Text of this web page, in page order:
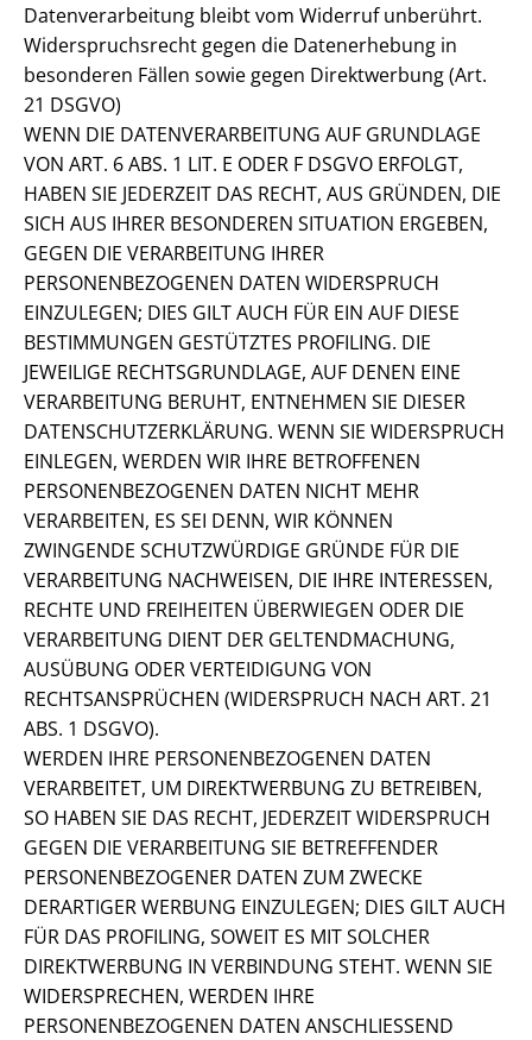
Datenverarbeitung bleibt vom Widerruf unberührt.
Widerspruchsrecht gegen die Datenerhebung in
besonderen Fällen sowie gegen Direktwerbung (Art.
21 DSGVO)
WENN DIE DATENVERARBEITUNG AUF GRUNDLAGE
VON ART. 6 ABS. 1 LIT. E ODER F DSGVO ERFOLGT,
HABEN SIE JEDERZEIT DAS RECHT, AUS GRÜNDEN, DIE
SICH AUS IHRER BESONDEREN SITUATION ERGEBEN,
GEGEN DIE VERARBEITUNG IHRER
PERSONENBEZOGENEN DATEN WIDERSPRUCH
EINZULEGEN; DIES GILT AUCH FÜR EIN AUF DIESE
BESTIMMUNGEN GESTÜTZTES PROFILING. DIE
JEWEILIGE RECHTSGRUNDLAGE, AUF DENEN EINE
VERARBEITUNG BERUHT, ENTNEHMEN SIE DIESER
DATENSCHUTZERKLÄRUNG. WENN SIE WIDERSPRUCH
EINLEGEN, WERDEN WIR IHRE BETROFFENEN
PERSONENBEZOGENEN DATEN NICHT MEHR
VERARBEITEN, ES SEI DENN, WIR KÖNNEN
ZWINGENDE SCHUTZWÜRDIGE GRÜNDE FÜR DIE
VERARBEITUNG NACHWEISEN, DIE IHRE INTERESSEN,
RECHTE UND FREIHEITEN ÜBERWIEGEN ODER DIE
VERARBEITUNG DIENT DER GELTENDMACHUNG,
AUSÜBUNG ODER VERTEIDIGUNG VON
RECHTSANSPRÜCHEN (WIDERSPRUCH NACH ART. 21
ABS. 1 DSGVO).
WERDEN IHRE PERSONENBEZOGENEN DATEN
VERARBEITET, UM DIREKTWERBUNG ZU BETREIBEN,
SO HABEN SIE DAS RECHT, JEDERZEIT WIDERSPRUCH
GEGEN DIE VERARBEITUNG SIE BETREFFENDER
PERSONENBEZOGENER DATEN ZUM ZWECKE
DERARTIGER WERBUNG EINZULEGEN; DIES GILT AUCH
FÜR DAS PROFILING, SOWEIT ES MIT SOLCHER
DIREKTWERBUNG IN VERBINDUNG STEHT. WENN SIE
WIDERSPRECHEN, WERDEN IHRE
PERSONENBEZOGENEN DATEN ANSCHLIESSEND